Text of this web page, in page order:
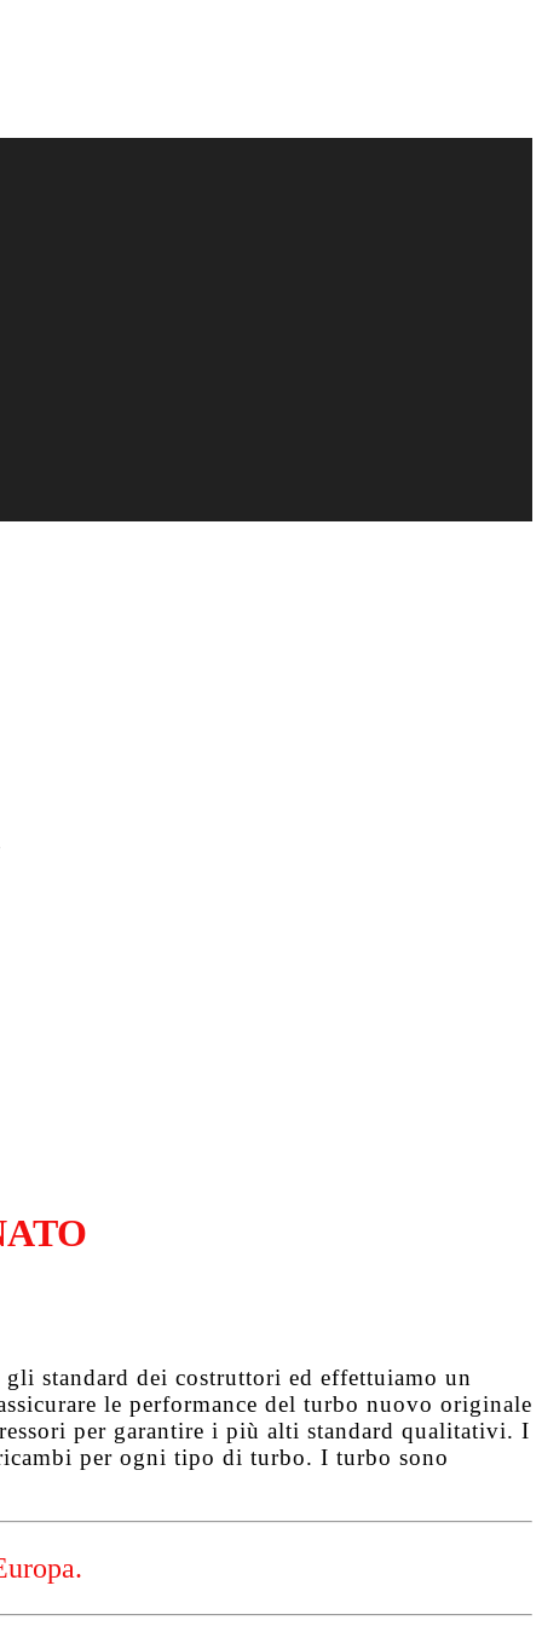
gli standard dei costruttori ed effettuiamo un
le performance del turbo nuovo originale
per garantire i più alti standard qualitativi. I
per ogni tipo di turbo. I turbo sono